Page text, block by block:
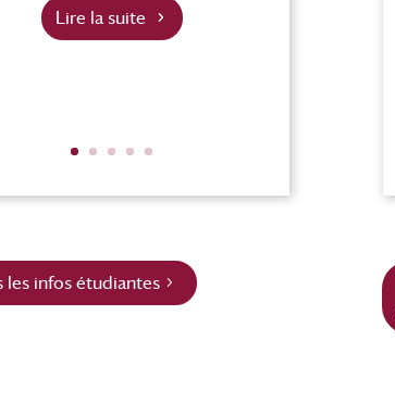
Lire la suite
les infos étudiantes